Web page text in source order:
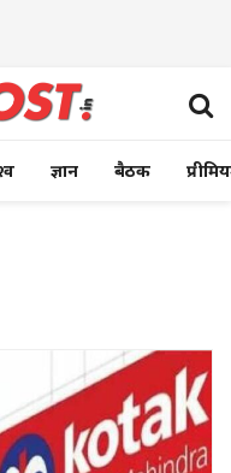
ज्ञान बैठक